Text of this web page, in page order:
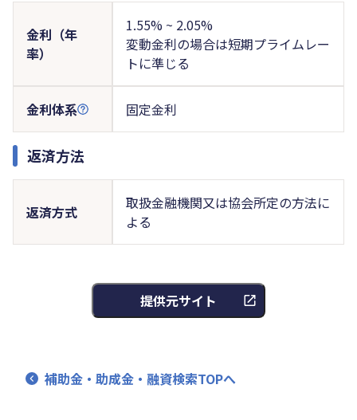
金利（年
率）
1.55% ~ 2.05%
変動金利の場合は短期プライムレー
トに準じる
金利体系 固定金利
返済方法
返済方式
取扱金融機関又は協会所定の方法に
よる
提供元サイト
補助金・助成金・融資検索TOPへ